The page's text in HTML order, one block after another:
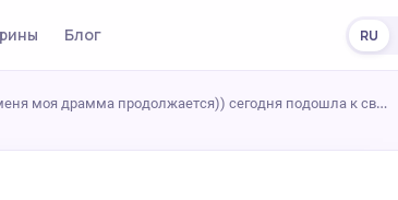
Блог RU
моя драмма продолжается)) сегодня подошла к св…